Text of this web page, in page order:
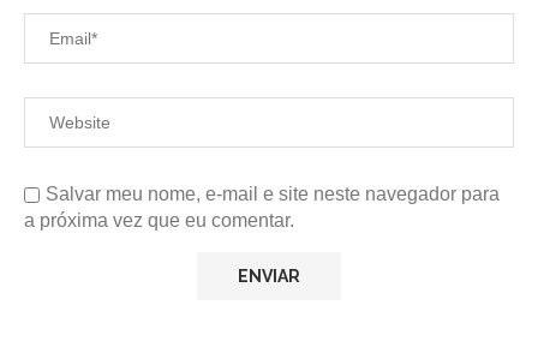
Salvar meu nome, e-mail e site neste navegador para
a próxima vez que eu comentar.